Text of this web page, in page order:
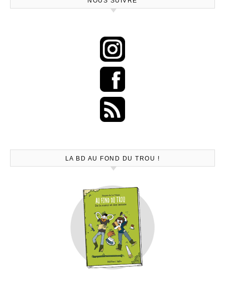
LA BD AU FOND DU TROU !